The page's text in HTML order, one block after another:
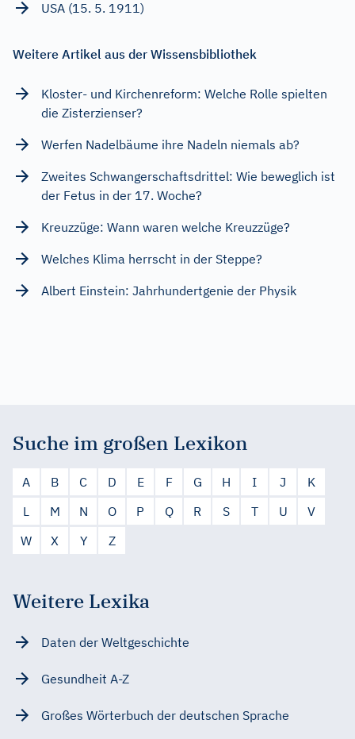
USA (15. 5. 1911)
Weitere Artikel aus der Wissensbibliothek
Kloster- und Kirchenreform: Welche Rolle spielten
die Zisterzienser?
Werfen Nadelbäume ihre Nadeln niemals ab?
Zweites Schwangerschaftsdrittel: Wie beweglich ist
der Fetus in der 17. Woche?
Kreuzzüge: Wann waren welche Kreuzzüge?
Welches Klima herrscht in der Steppe?
Albert Einstein: Jahrhundertgenie der Physik
Suche im großen Lexikon
A B C D E F G H I J
K
L
M N O P Q R S T U
V
W
X Y Z
Weitere Lexika
Daten der Weltgeschichte
Gesundheit A-Z
Großes Wörterbuch der deutschen Sprache